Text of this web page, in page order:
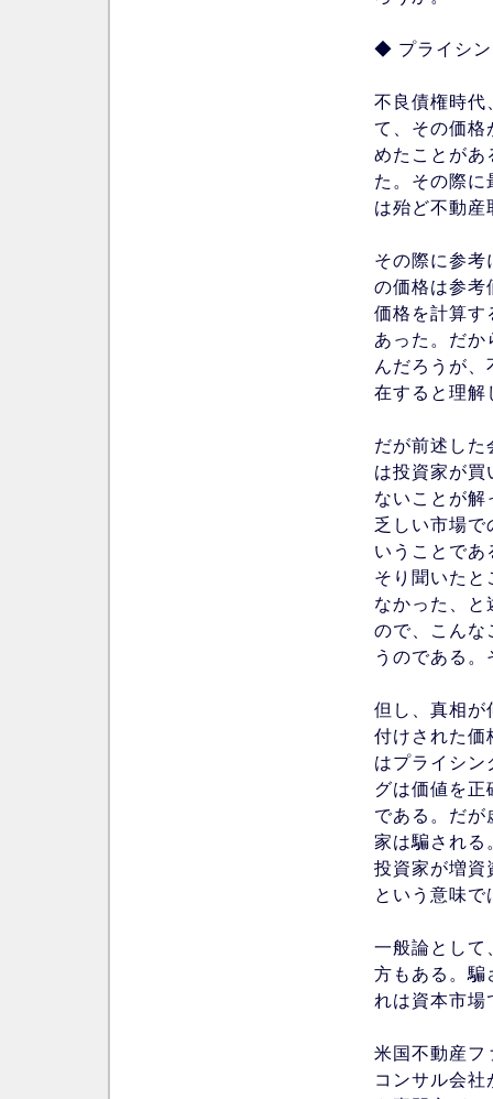
◆ プライシ
不良債権時代
て、その価格
めたことがあ
た。その際に
は殆ど不動産
その際に参考
の価格は参考
価格を計算す
あった。だ
んだろうが
在すると理解
だが前述した
は投資家が
ないことが解
乏しい市場で
いうことであ
そり聞いたと
なかった、と
ので、こんな
うのである
但し、真相が
付けされた価
はプライシン
グは価値を正
である。だが
家は騙される
投資家が増資
という意味
一般論として
方もある。騙
れは資本市場
米国不動産
コンサル会